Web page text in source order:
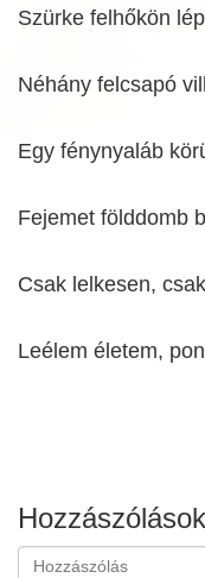
Szürke felhőkön
Néhány felcsapó
Egy fénynyaláb
Fejemet földdomb
Csak lelkesen,
Leélem életem,
Hozzászólások